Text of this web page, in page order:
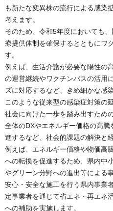
も新たな変異株の流行による感染
考えます。
そのため、令和5年度においても
療提供体制を確保するとともにワ
す。
例えば、生活介護が必要な陽性の
の運営継続やワクチンバスの活用
ズに対応するなど、きめ細かな感
このような従来型の感染症対策の
社会に向けた一歩を踏み出すため
全体のDXやエネルギー価格の高
進するなど、社会的課題の解決と
例えば、エネルギー価格や物価高
への転換を促進するため、県内中
やグリーン分野への進出等による
安心・安全な施工を行う県内事業
定事業者を通じて省エネ・再エネ
への補助を実施します。